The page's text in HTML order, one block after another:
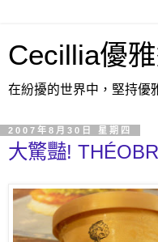
Cecillia優
在紛擾的世界中，堅持優
2007年8月30日 星期四
大驚豔!